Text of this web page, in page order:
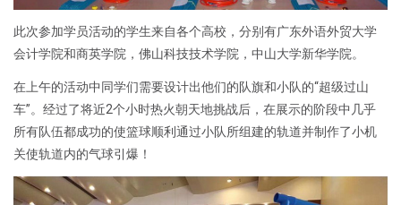
此次参加学员活动的学生来自各个高校，分别有广东外语外贸大学
会计学院和商英学院，佛山科技技术学院，中山大学新华学院。
在上午的活动中同学们需要设计出他们的队旗和小队的“超级过山
车”。经过了将近2个小时热火朝天地挑战后，在展示的阶段中几乎
所有队伍都成功的使篮球顺利通过小队所组建的轨道并制作了小机
关使轨道内的气球引爆！